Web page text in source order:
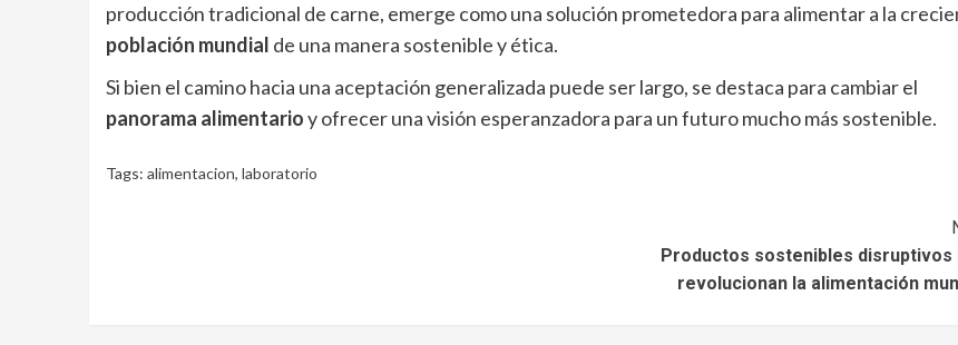
producción tradicional de carne, emerge como una solución prometedora para alimentar a la
población mundial de una manera sostenible y ética.
Si bien el camino hacia una aceptación generalizada puede ser largo, se destaca para cambiar el
panorama alimentarioy ofrecer una visión esperanzadora para un futuro mucho más sostenible.
Tags: alimentacion, laboratorio
Productos sostenibles disruptivos
revolucionan la alimentación